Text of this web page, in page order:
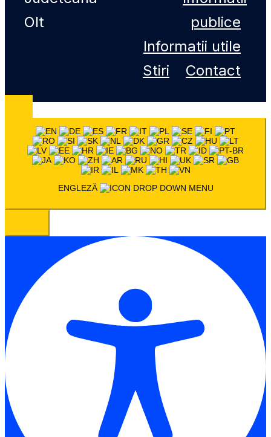
Olt
publice
Informatii utile
Stiri
Contact
ENGLEZĂ